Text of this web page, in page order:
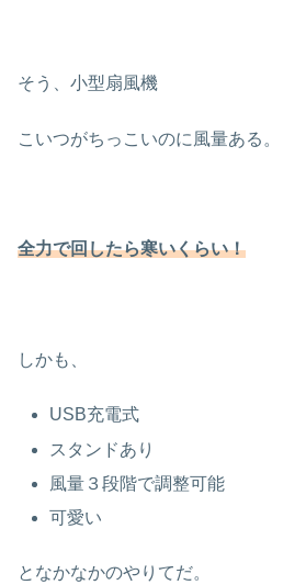
そう、小型扇風機
こいつがちっこいのに風量ある。
全力で回したら寒いくらい！
しかも、
USB充電式
スタンドあり
風量３段階で調整可能
可愛い
となかなかのやりてだ。